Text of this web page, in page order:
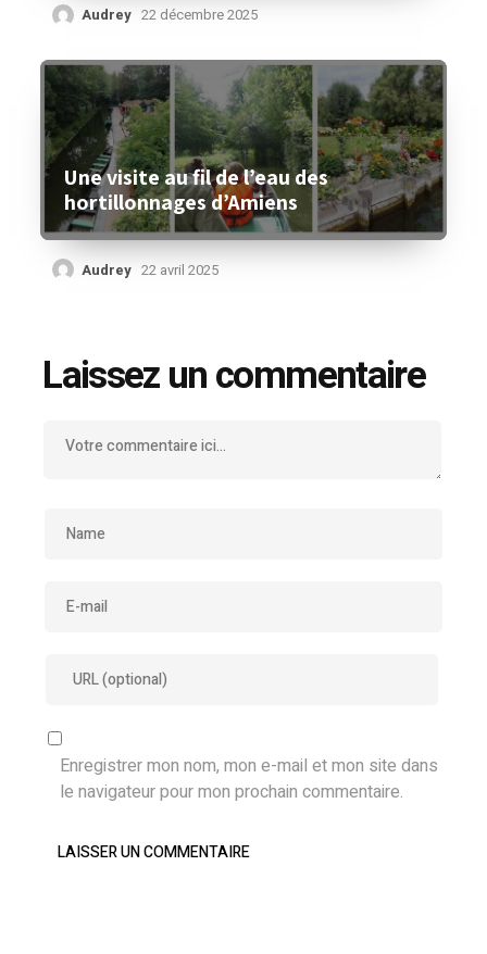
Audrey 22 décembre 2025
Une visite au fil de l’eau des
hortillonnages d’Amiens
Audrey 22 avril 2025
Laissez un commentaire
Enregistrer mon nom, mon e-mail et mon site dans
le navigateur pour mon prochain commentaire.